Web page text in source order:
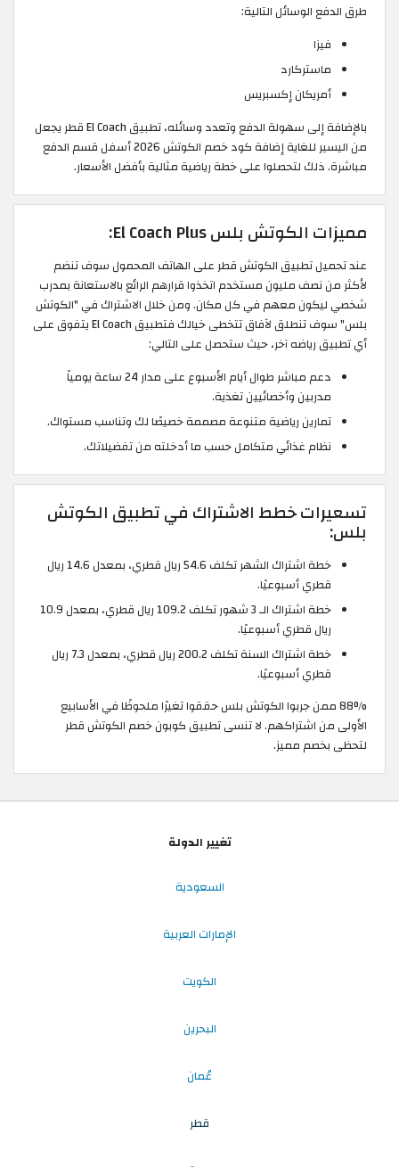
طرق الدفع الوسائل التالية:
فيزا
ماستركارد
أمريكان إكسبريس
بالإضافة إلى سهولة الدفع وتعدد وسائله، تطبيق El Coach قطر يجعل
من اليسير للغاية إضافة كود خصم الكوتش 2026 أسفل قسم الدفع
مباشرة. ذلك لتحصلوا على خطة رياضية مثالية بأفضل الأسعار.
مميزات الكوتش بلس El Coach Plus:
عند تحميل تطبيق الكوتش قطر على الهاتف المحمول سوف تنضم
لأكثر من نصف مليون مستخدم اتخذوا قرارهم الرائع بالاستعانة بمدرب
شخصي ليكون معهم في كل مكان. ومن خلال الاشتراك في "الكوتش
بلس" سوف تنطلق لآفاق تتخطى خيالك فتطبيق El Coach يتفوق على
أي تطبيق رياضه آخر، حيث ستحصل على التالي:
دعم مباشر طوال أيام الأسبوع على مدار 24 ساعة يومياً
مدربين وأخصائيين تغذية.
تمارين رياضية متنوعة مصممة خصيصًا لك وتناسب مستواك.
نظام غذائي متكامل حسب ما أدخلته من تفضيلاتك.
تسعيرات خطط الاشتراك في تطبيق الكوتش
بلس:
خطة اشتراك الشهر تكلف 54.6 ريال قطري، بمعدل 14.6 ريال
قطري أسبوعيًا.
خطة اشتراك الـ 3 شهور تكلف 109.2 ريال قطري، بمعدل 10.9
ريال قطري أسبوعيًا.
خطة اشتراك السنة تكلف 200.2 ريال قطري، بمعدل 7.3 ريال
قطري أسبوعيًا.
88% ممن جربوا الكوتش بلس حققوا تغيرًا ملحوظًا في الأسابيع
الأولى من اشتراكهم. لا تنسى تطبيق كوبون خصم الكوتش قطر
لتحظى بخصم مميز.
تغيير الدولة
السعودية
الإمارات العربية
الكويت
البحرين
عُمان
قطر